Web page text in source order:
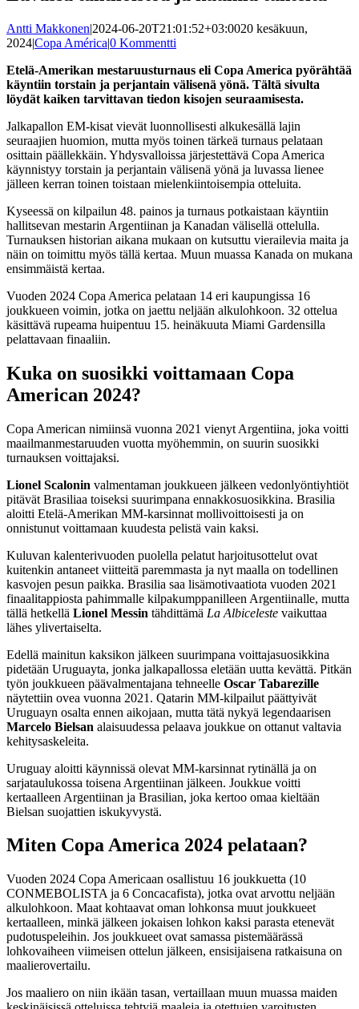
Antti Makkonen|2024-06-20T21:01:52+03:0020 kesäkuun,
2024|Copa América|0 Kommentti
Etelä-Amerikan mestaruusturnaus eli Copa America pyörähtää
käyntiin torstain ja perjantain välisenä yönä. Tältä sivulta
löydät kaiken tarvittavan tiedon kisojen seuraamisesta.
Jalkapallon EM-kisat vievät luonnollisesti alkukesällä lajin
seuraajien huomion, mutta myös toinen tärkeä turnaus pelataan
osittain päällekkäin. Yhdysvalloissa järjestettävä Copa America
käynnistyy torstain ja perjantain välisenä yönä ja luvassa lienee
jälleen kerran toinen toistaan mielenkiintoisempia otteluita.
Kyseessä on kilpailun 48. painos ja turnaus potkaistaan käyntiin
hallitsevan mestarin Argentiinan ja Kanadan välisellä ottelulla.
Turnauksen historian aikana mukaan on kutsuttu vierailevia maita ja
näin on toimittu myös tällä kertaa. Muun muassa Kanada on mukana
ensimmäistä kertaa.
Vuoden 2024 Copa America pelataan 14 eri kaupungissa 16
joukkueen voimin, jotka on jaettu neljään alkulohkoon. 32 ottelua
käsittävä rupeama huipentuu 15. heinäkuuta Miami Gardensilla
pelattavaan finaaliin.
Kuka on suosikki voittamaan Copa
American 2024?
Copa American nimiinsä vuonna 2021 vienyt Argentiina, joka voitti
maailmanmestaruuden vuotta myöhemmin, on suurin suosikki
turnauksen voittajaksi.
Lionel Scalonin valmentaman joukkueen jälkeen vedonlyöntiyhtiöt
pitävät Brasiliaa toiseksi suurimpana ennakkosuosikkina. Brasilia
aloitti Etelä-Amerikan MM-karsinnat mollivoittoisesti ja on
onnistunut voittamaan kuudesta pelistä vain kaksi.
Kuluvan kalenterivuoden puolella pelatut harjoitusottelut ovat
kuitenkin antaneet viitteitä paremmasta ja nyt maalla on todellinen
kasvojen pesun paikka. Brasilia saa lisämotivaatiota vuoden 2021
finaalitappiosta pahimmalle kilpakumppanilleen Argentiinalle, mutta
tällä hetkellä Lionel Messin tähdittämä La Albiceleste vaikuttaa
lähes ylivertaiselta.
Edellä mainitun kaksikon jälkeen suurimpana voittajasuosikkina
pidetään Uruguayta, jonka jalkapallossa eletään uutta kevättä. Pitkän
työn joukkueen päävalmentajana tehneelle Oscar Tabarezille
näytettiin ovea vuonna 2021. Qatarin MM-kilpailut päättyivät
Uruguayn osalta ennen aikojaan, mutta tätä nykyä legendaarisen
Marcelo Bielsan alaisuudessa pelaava joukkue on ottanut valtavia
kehitysaskeleita.
Uruguay aloitti käynnissä olevat MM-karsinnat rytinällä ja on
sarjataulukossa toisena Argentiinan jälkeen. Joukkue voitti
kertaalleen Argentiinan ja Brasilian, joka kertoo omaa kieltään
Bielsan suojattien iskukyvystä.
Miten Copa America 2024 pelataan?
Vuoden 2024 Copa Americaan osallistuu 16 joukkuetta (10
CONMEBOLISTA ja 6 Concacafista), jotka ovat arvottu neljään
alkulohkoon. Maat kohtaavat oman lohkonsa muut joukkueet
kertaalleen, minkä jälkeen jokaisen lohkon kaksi parasta etenevät
pudotuspeleihin. Jos joukkueet ovat samassa pistemäärässä
lohkovaiheen viimeisen ottelun jälkeen, ensisijaisena ratkaisuna on
maalierovertailu.
Jos maaliero on niin ikään tasan, vertaillaan muun muassa maiden